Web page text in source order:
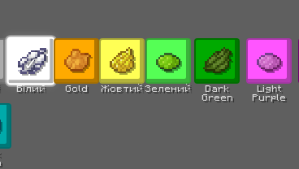
✓
Білий Gold ЖовтийЗелений Dark
Green
Light
Purple